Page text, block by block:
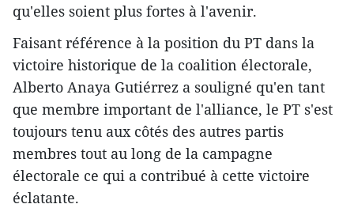
qu'elles soient plus fortes à l'avenir.
Faisant référence à la position du PT dans la
victoire historique de la coalition électorale,
Alberto Anaya Gutiérrez a souligné qu'en tant
que membre important de l'alliance, le PT s'est
toujours tenu aux côtés des autres partis
membres tout au long de la campagne
électorale ce qui a contribué à cette victoire
éclatante.